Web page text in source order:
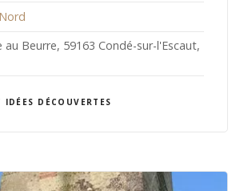
Nord
au Beurre, 59163 Condé-sur-l'Escaut,
IDÉES DÉCOUVERTES